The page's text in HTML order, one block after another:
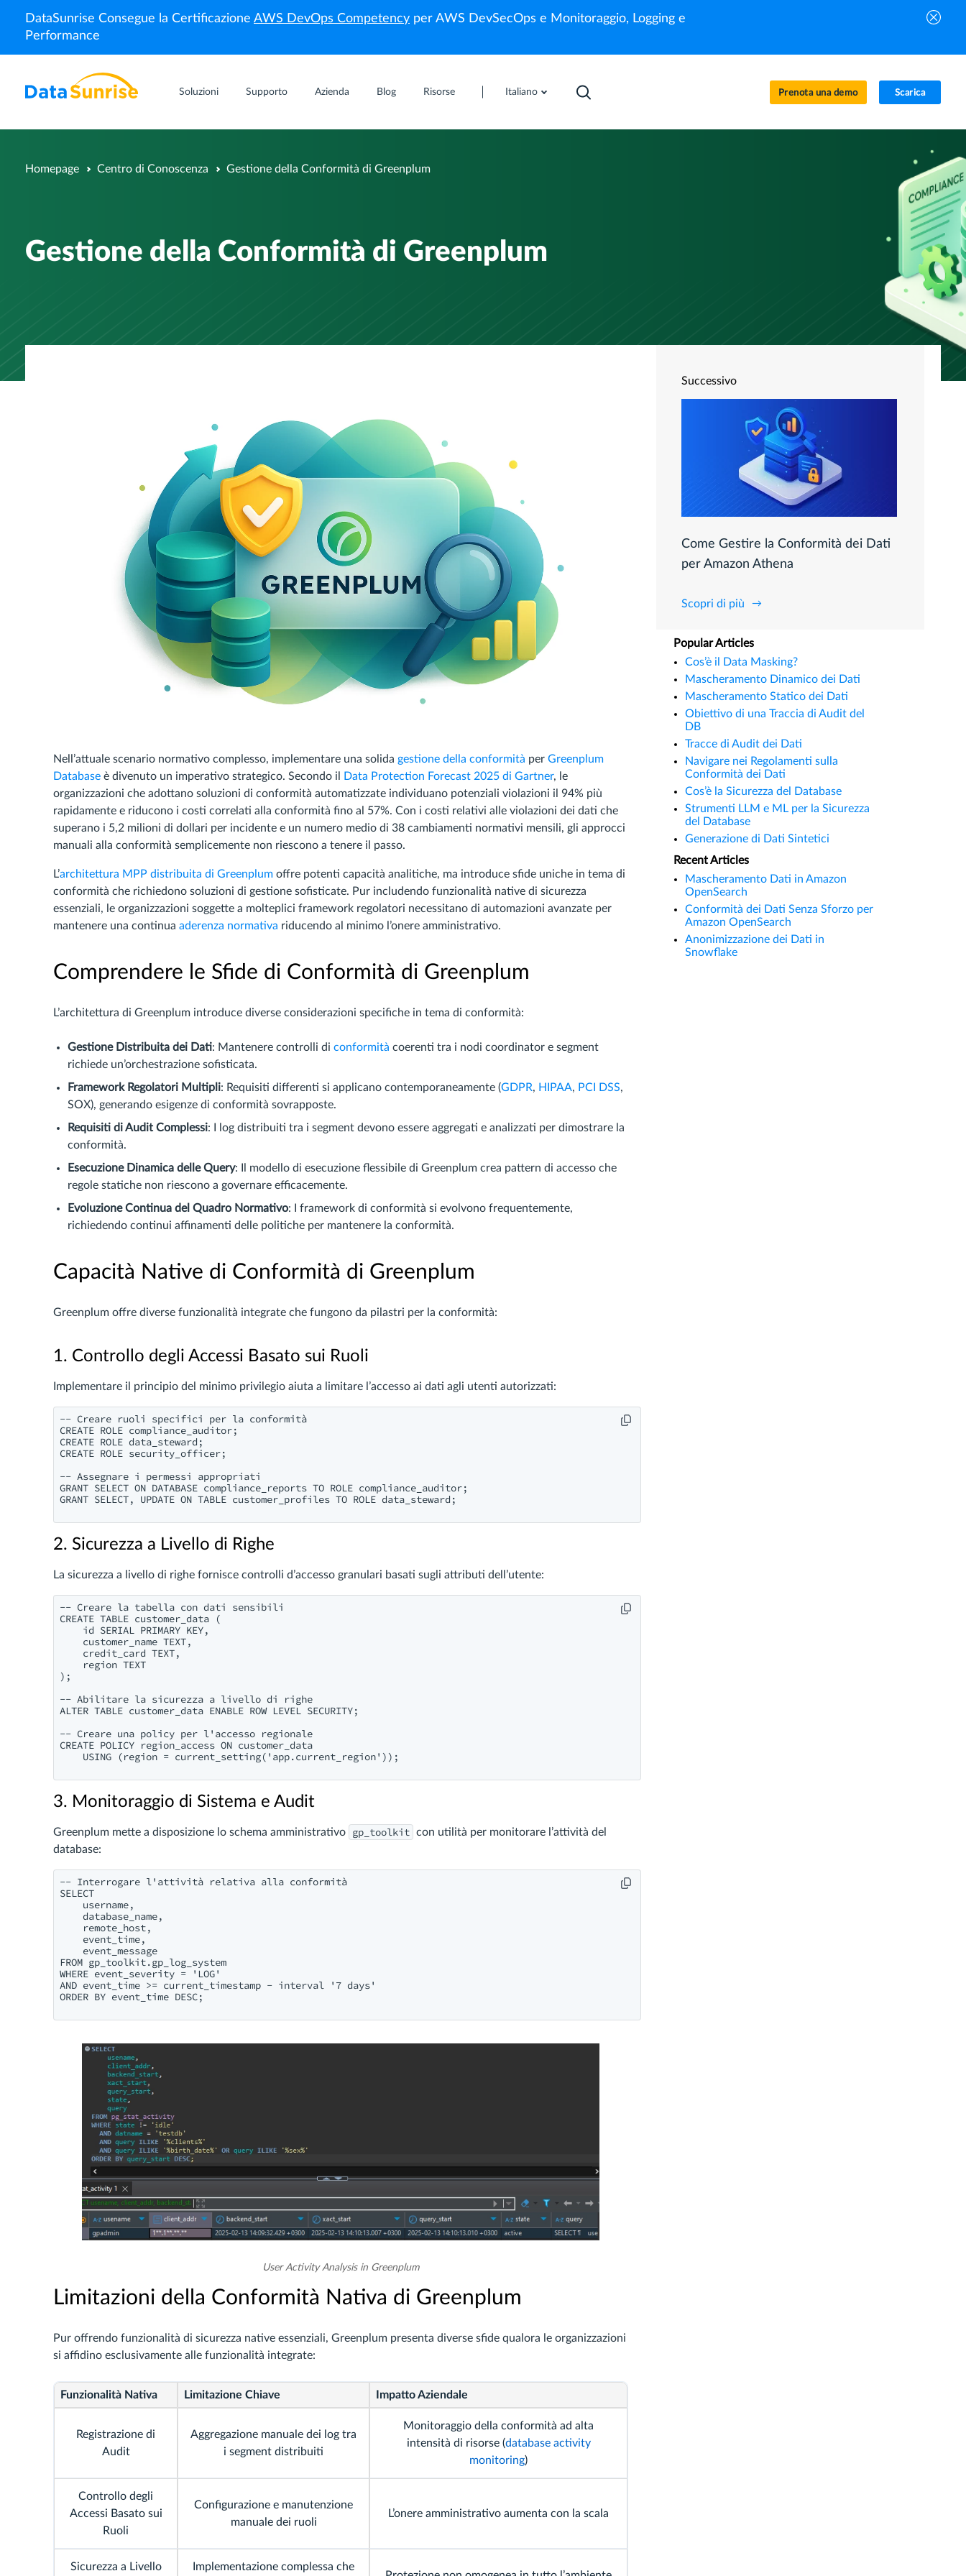
DataSunrise Consegue la Certificazione AWS DevOps Competency per AWS DevSecOps e Monitoraggio, Logging e
Performance
Soluzioni Supporto Azienda Blog Risorse Italiano Prenota una demo Scarica
Homepage Centro di Conoscenza Gestione della Conformità di Greenplum
Gestione della Conformità di Greenplum
Nell’attuale scenario normativo complesso, implementare una solida gestione della conformità per Greenplum
Database è divenuto un imperativo strategico. Secondo il Data Protection Forecast 2025 di Gartner, le
organizzazioni che adottano soluzioni di conformità automatizzate individuano potenziali violazioni il 94% più
rapidamente e riducono i costi correlati alla conformità fino al 57%. Con i costi relativi alle violazioni dei dati che
superano i 5,2 milioni di dollari per incidente e un numero medio di 38 cambiamenti normativi mensili, gli approcci
manuali alla conformità semplicemente non riescono a tenere il passo.
L’architettura MPP distribuita di Greenplum offre potenti capacità analitiche, ma introduce sfide uniche in tema di
conformità che richiedono soluzioni di gestione sofisticate. Pur includendo funzionalità native di sicurezza
essenziali, le organizzazioni soggette a molteplici framework regolatori necessitano di automazioni avanzate per
mantenere una continua aderenza normativa riducendo al minimo l’onere amministrativo.
Comprendere le Sfide di Conformità di Greenplum
L’architettura di Greenplum introduce diverse considerazioni specifiche in tema di conformità:
Gestione Distribuita dei Dati: Mantenere controlli di conformità coerenti tra i nodi coordinator e segment
richiede un’orchestrazione sofisticata.
Framework Regolatori Multipli: Requisiti differenti si applicano contemporaneamente (GDPR, HIPAA, PCI DSS,
SOX), generando esigenze di conformità sovrapposte.
Requisiti di Audit Complessi: I log distribuiti tra i segment devono essere aggregati e analizzati per dimostrare la
conformità.
Esecuzione Dinamica delle Query: Il modello di esecuzione flessibile di Greenplum crea pattern di accesso che
regole statiche non riescono a governare efficacemente.
Evoluzione Continua del Quadro Normativo: I framework di conformità si evolvono frequentemente,
richiedendo continui affinamenti delle politiche per mantenere la conformità.
Capacità Native di Conformità di Greenplum
Greenplum offre diverse funzionalità integrate che fungono da pilastri per la conformità:
1. Controllo degli Accessi Basato sui Ruoli
Implementare il principio del minimo privilegio aiuta a limitare l’accesso ai dati agli utenti autorizzati:
-- Creare ruoli specifici per la conformità
CREATE ROLE compliance_auditor;
CREATE ROLE data_steward;
CREATE ROLE security_officer;
-- Assegnare i permessi appropriati
GRANT SELECT ON DATABASE compliance_reports TO ROLE compliance_auditor;
GRANT SELECT, UPDATE ON TABLE customer_profiles TO ROLE data_steward;
2. Sicurezza a Livello di Righe
La sicurezza a livello di righe fornisce controlli d’accesso granulari basati sugli attributi dell’utente:
-- Creare la tabella con dati sensibili
CREATE TABLE customer_data (
    id SERIAL PRIMARY KEY,
    customer_name TEXT,
    credit_card TEXT,
    region TEXT
);
-- Abilitare la sicurezza a livello di righe
ALTER TABLE customer_data ENABLE ROW LEVEL SECURITY;
-- Creare una policy per l'accesso regionale
CREATE POLICY region_access ON customer_data
    USING (region = current_setting('app.current_region'));
3. Monitoraggio di Sistema e Audit
Greenplum mette a disposizione lo schema amministrativo gp_toolkit con utilità per monitorare l’attività del
database:
-- Interrogare l'attività relativa alla conformità
SELECT
    username,
    database_name,
    remote_host,
    event_time,
    event_message
FROM gp_toolkit.gp_log_system
WHERE event_severity = 'LOG'
AND event_time >= current_timestamp - interval '7 days'
ORDER BY event_time DESC;
User Activity Analysis in Greenplum
Limitazioni della Conformità Nativa di Greenplum
Pur offrendo funzionalità di sicurezza native essenziali, Greenplum presenta diverse sfide qualora le organizzazioni
si affidino esclusivamente alle funzionalità integrate:
Funzionalità Nativa Limitazione Chiave Impatto Aziendale
Registrazione di
Audit
Aggregazione manuale dei log tra
i segment distribuiti
Monitoraggio della conformità ad alta
intensità di risorse (database activity
monitoring)
Controllo degli
Accessi Basato sui
Ruoli
Configurazione e manutenzione
manuale dei ruoli
L’onere amministrativo aumenta con la scala
Sicurezza a Livello Implementazione complessa che
Successivo
Come Gestire la Conformità dei Dati
per Amazon Athena
Scopri di più
Popular Articles
Cos’è il Data Masking?
Mascheramento Dinamico dei Dati
Mascheramento Statico dei Dati
Obiettivo di una Traccia di Audit del
DB
Tracce di Audit dei Dati
Navigare nei Regolamenti sulla
Conformità dei Dati
Cos’è la Sicurezza del Database
Strumenti LLM e ML per la Sicurezza
del Database
Generazione di Dati Sintetici
Recent Articles
Mascheramento Dati in Amazon
OpenSearch
Conformità dei Dati Senza Sforzo per
Amazon OpenSearch
Anonimizzazione dei Dati in
Snowflake